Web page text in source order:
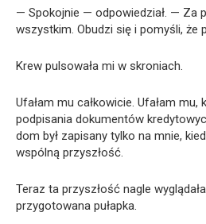
— Spokojnie — odpowiedział. — Za
wszystkim. Obudzi się i pomyśli, że
Krew pulsowała mi w skroniach.
Ufałam mu całkowicie. Ufałam mu,
podpisania dokumentów
dom był zapisany tylko na mnie,
wspólną przyszłość.
Teraz ta przyszłość nagle
przygotowana pułapka.